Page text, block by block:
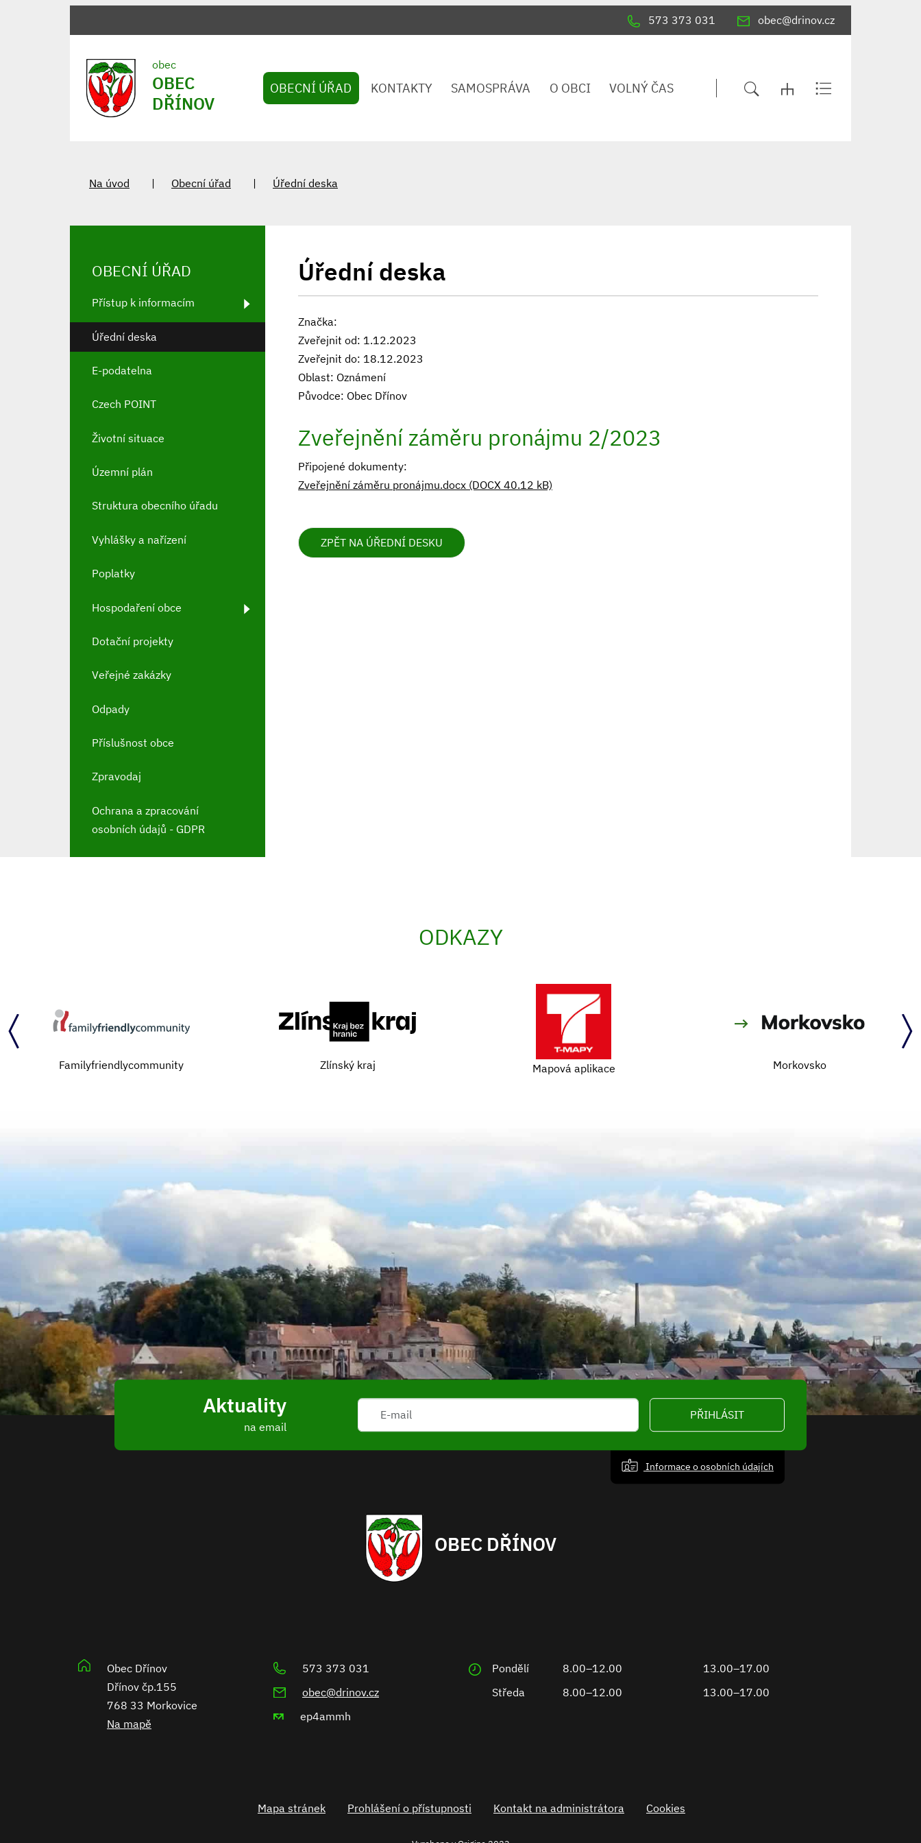
573 373 031 obec@drinov.cz
obec
OBEC
DŘÍNOV
OBECNÍ ÚŘAD KONTAKTY SAMOSPRÁVA O OBCI VOLNÝ ČAS
Na úvod Obecní úřad Úřední deska
Úřední deska
Značka:
Zveřejnit od: 1.12.2023
Zveřejnit do: 18.12.2023
Oblast: Oznámení
Původce: Obec Dřínov
Zveřejnění záměru pronájmu 2/2023
Připojené dokumenty:
Zveřejnění záměru pronájmu.docx (DOCX 40.12 kB)
ZPĚT NA ÚŘEDNÍ DESKU
OBECNÍ ÚŘAD
Přístup k informacím
Úřední deska
E-podatelna
Czech POINT
Životní situace
Územní plán
Struktura obecního úřadu
Vyhlášky a nařízení
Poplatky
Hospodaření obce
Dotační projekty
Veřejné zakázky
Odpady
Příslušnost obce
Zpravodaj
Ochrana a zpracování
osobních údajů - GDPR
ODKAZY
Familyfriendlycommunity Zlínský kraj Mapová aplikace Morkovsko
Aktuality
na email
PŘIHLÁSIT
Informace o osobních údajích
OBEC DŘÍNOV
Obec Dřínov
Dřínov čp.155
768 33 Morkovice
Na mapě
573 373 031
obec@drinov.cz
ep4ammh
Pondělí 8.00–12.00
13.00–17.00
Středa
8.00–12.00 13.00–17.00
Mapa stránek Prohlášení o přístupnosti Kontakt na administrátora Cookies